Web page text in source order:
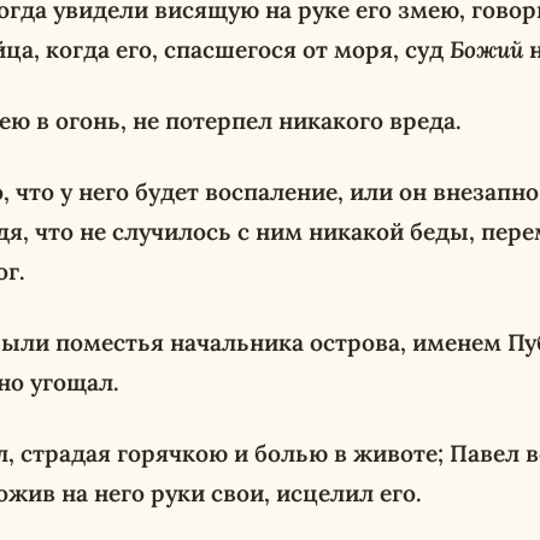
увидели висящую на руке его змею,
когда его, спасшегося от моря, суд Божий
в огонь, не потерпел никакого вреда.
у него будет воспаление, или он
что не случилось с ним никакой беды,
поместья начальника острова, именем
угощал.
страдая горячкою и болью в животе; Павел
на него руки свои, исцелил его.